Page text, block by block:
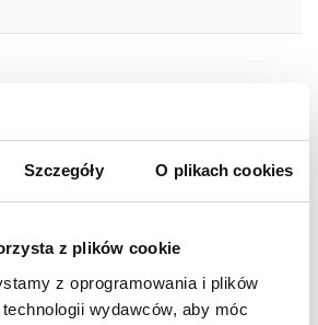
Szczegóły O plikach cookies
z plików cookie
z oprogramowania i plików
wydawców, aby móc
wolnostojąca
140 cm
200 cm